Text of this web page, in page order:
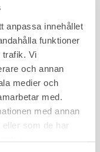
anpassa innehållet
funktioner
trafik. Vi
och annan
medier och
med.
med annan
som de har